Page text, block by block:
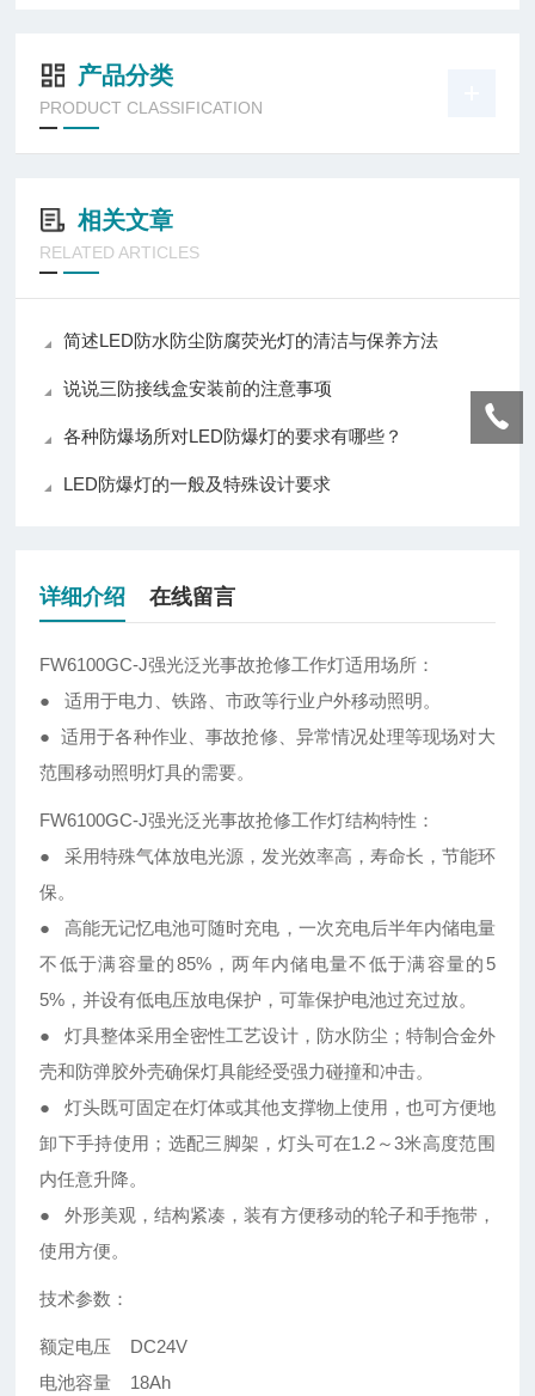
产品分类
PRODUCT CLASSIFICATION
相关文章
RELATED ARTICLES
简述LED防水防尘防腐荧光灯的清洁与保养方法
说说三防接线盒安装前的注意事项
各种防爆场所对LED防爆灯的要求有哪些？
LED防爆灯的一般及特殊设计要求
详细介绍 在线留言
FW6100GC-J强光泛光事故抢修工作灯适用场所：
● 适用于电力、铁路、市政等行业户外移动照明。
● 适用于各种作业、事故抢修、异常情况处理等现场对大
范围移动照明灯具的需要。
FW6100GC-J强光泛光事故抢修工作灯结构特性：
● 采用特殊气体放电光源，发光效率高，寿命长，节能环
保。
● 高能无记忆电池可随时充电，一次充电后半年内储电量
不低于满容量的85%，两年内储电量不低于满容量的5
5%，并设有低电压放电保护，可靠保护电池过充过放。
● 灯具整体采用全密性工艺设计，防水防尘；特制合金外
壳和防弹胶外壳确保灯具能经受强力碰撞和冲击。
● 灯头既可固定在灯体或其他支撑物上使用，也可方便地
卸下手持使用；选配三脚架，灯头可在1.2～3米高度范围
内任意升降。
● 外形美观，结构紧凑，装有方便移动的轮子和手拖带，
使用方便。
技术参数：
额定电压 DC24V
电池容量 18Ah